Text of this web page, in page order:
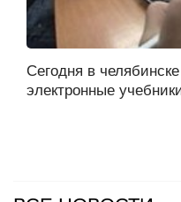
Cегодня в
электронные